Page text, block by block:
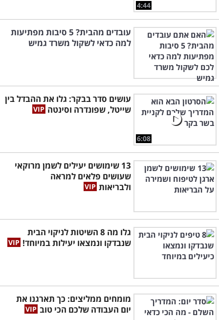
4:44
עובדים מהבית? 5 סיבות מפתיעות
למה כדאי לשקול משרד גמיש
6:08
עושים סדר בבקר: גלו את ההבדל בין
שייטל, שפונדרה וסינטה
13 שימושים יעילים לשמן מרוקאי
שעושים פלאים למראה
ולבריאות
גלו מה 8 השיטות לניקוי הבית
שנבדקו ונמצאו יעילות במיוחד!
מומחים ממליצים: כך תארגנו את
יום העבודה שלכם הכי טוב